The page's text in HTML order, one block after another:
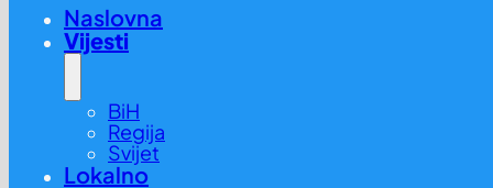
Naslovna
Vijesti
BiH
Regija
Svijet
Lokalno